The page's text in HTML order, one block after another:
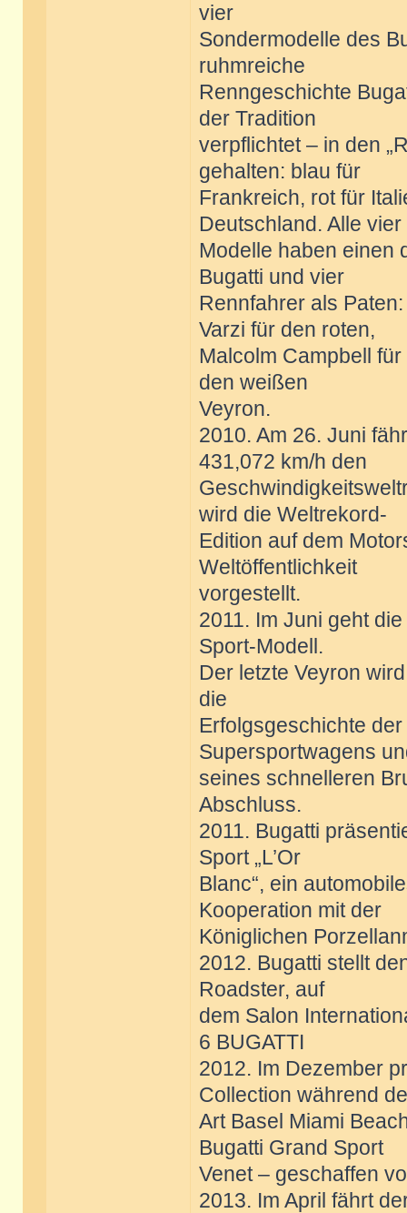
vier
Sondermodelle des
ruhmreiche
Renngeschichte
der Tradition
verpflichtet – in den
gehalten: blau für
Frankreich, rot für
Deutschland. Alle vier
Modelle haben einen
Bugatti und vier
Rennfahrer als
Varzi für den roten,
Malcolm Campbell
den weißen
Veyron.
2010. Am 26. Juni
431,072 km/h den
wird die Weltrekord-
Edition auf dem
Weltöffentlichkeit
vorgestellt.
2011. Im Juni geht
Sport-Modell.
Der letzte Veyron
die
Erfolgsgeschichte
Supersportwagens
seines schnelleren
Abschluss.
2011. Bugatti
Sport „L’Or
Blanc“, ein
Kooperation mit der
Königlichen
2012. Bugatti stellt
Roadster, auf
dem Salon
6 BUGATTI
2012. Im Dezember
Collection während
Art Basel Miami
Bugatti Grand Sport
Venet – geschaffen
2013. Im April fährt